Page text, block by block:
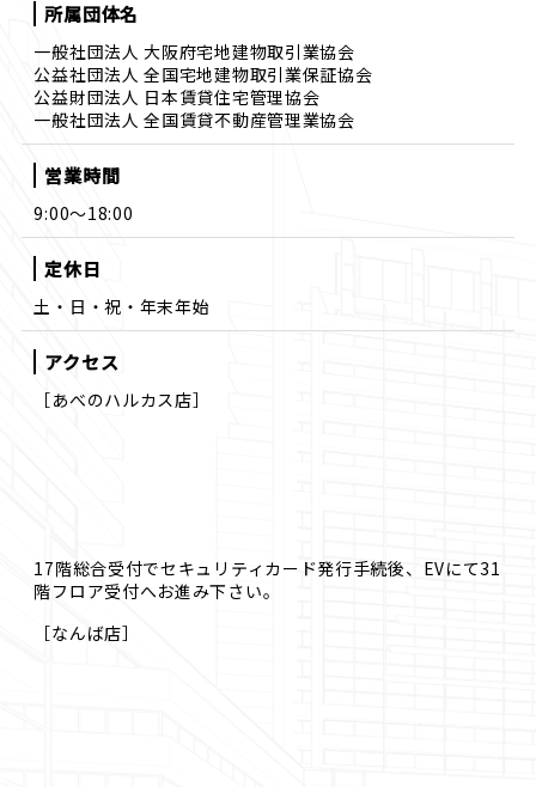
所属団体名
一般社団法人 大阪府宅地建物取引業協会
公益社団法人 全国宅地建物取引業保証協会
公益財団法人 日本賃貸住宅管理協会
一般社団法人 全国賃貸不動産管理業協会
営業時間
9:00〜18:00
定休日
土・日・祝・年末年始
アクセス
［あべのハルカス店］
17階総合受付でセキュリティカード発行手続後、EVにて31
階フロア受付へお進み下さい。
［なんば店］